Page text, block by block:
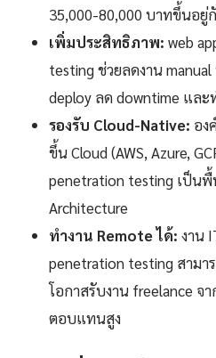
35,000-80,000 บาทขึ้นอ
เพิ่มประสิทธิภาพ: web
testing ช่วยลดงาน
deploy ลด downtime และ
รองรับ Cloud-Native: อง
ขึ้น Cloud (AWS, Azure,
penetration testing เป็น
Architecture
ทำงาน Remote ได้: งาน
penetration testing สามา
โอกาสรับงาน freelance จ
ตอบแทนสูง